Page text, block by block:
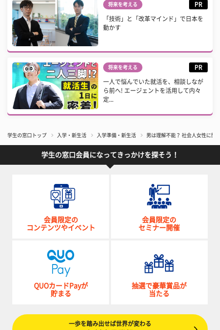
将来を考える PR
「技術」と「改革マインド」で日本を
動かす
将来を考える PR
一人で悩んでいた就活を、相談しなが
ら前へ! エージェントを活用して内々
定...
学生の窓口トップ 入学・新生活 入学準備・新生活 男は理解不能？ 社会人女性に聞
学生の窓口会員になってきっかけを探そう！
会員限定の
コンテンツやイベント
会員限定の
セミナー開催
QUOカードPayが
貯まる
抽選で豪華賞品が
当たる
一歩を踏み出せば世界が変わる